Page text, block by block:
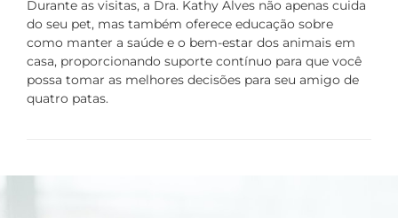
Durante as visitas, a Dra. Kathy Alves não apenas cuida
do seu pet, mas também oferece educação sobre
como manter a saúde e o bem-estar dos animais em
casa, proporcionando suporte contínuo para que você
possa tomar as melhores decisões para seu amigo de
quatro patas.